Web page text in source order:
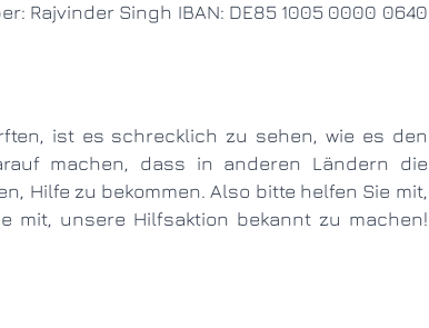
machen, dass in anderen Ländern die
Hilfe zu bekommen. Also bitte helfen Sie mit,
mit, unsere Hilfsaktion bekannt zu machen!